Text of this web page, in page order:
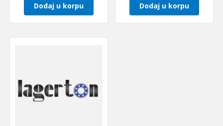
Dodaj u korpu Dodaj u korpu